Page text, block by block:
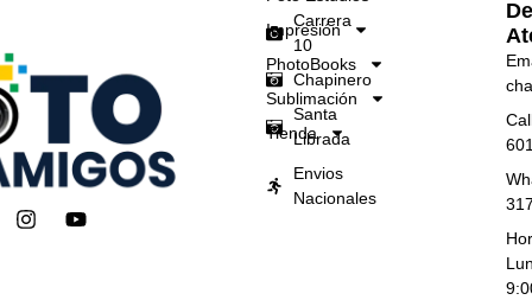
I Y
Impresión
PhotoBooks
Sublimación
Tienda
Carrera
10
Chapinero
Santa
Librada
Envios
Nacionales
De